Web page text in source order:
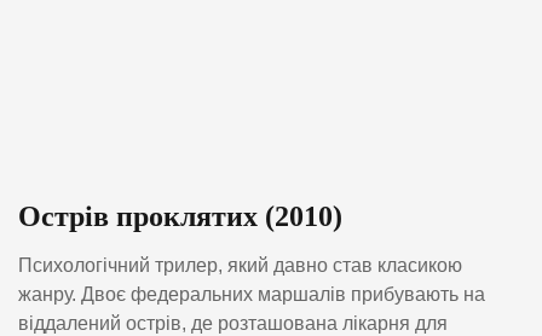
Острів проклятих (2010)
Психологічний трилер, який давно став класикою
жанру. Двоє федеральних маршалів прибувають на
віддалений острів, де розташована лікарня для